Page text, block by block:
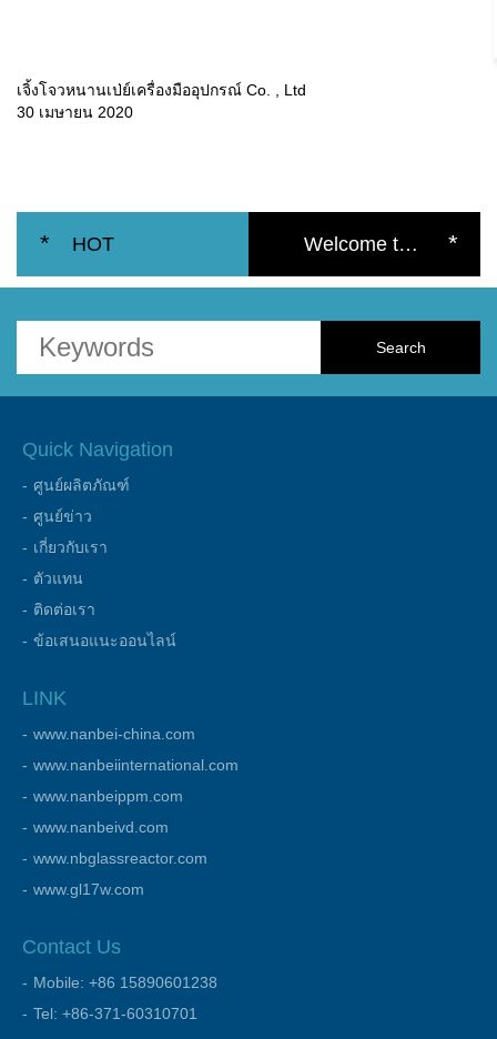
เจิ้งโจวหนานเป่ย์เครื่องมืออุปกรณ์ Co. , Ltd
30 เมษายน 2020
* HOT Welcome to the official website of the Nanbei Group *
Quick Navigation
ศูนย์ผลิตภัณฑ์
ศูนย์ข่าว
เกี่ยวกับเรา
ตัวแทน
ติดต่อเรา
ข้อเสนอแนะออนไลน์
LINK
www.nanbei-china.com
www.nanbeiinternational.com
www.nanbeippm.com
www.nanbeivd.com
www.nbglassreactor.com
www.gl17w.com
Contact Us
Mobile: +86 15890601238
Tel: +86-371-60310701